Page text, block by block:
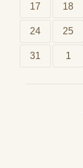
17 18
24 25
31 1